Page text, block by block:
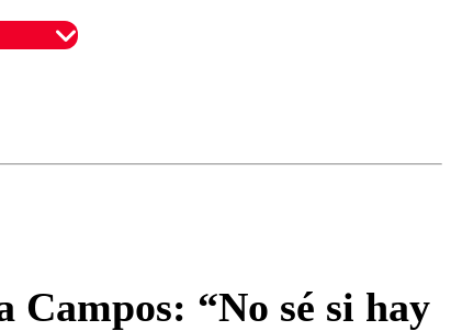
“No sé si hay